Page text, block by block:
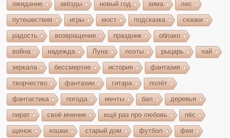
ожидание звёзды новый год зима лес
путешествия игры мост подсказка сказки
радость возвращение праздник облако
война надежда Луна поэты рыцарь чай
зеркала бессмертие история фантазия
творчество фантазии гитара полёт
фантастика погода мечты бал деревья
пират своё мнение ещё раз про любовь пёс
щенок кошки старый дом футбол феи